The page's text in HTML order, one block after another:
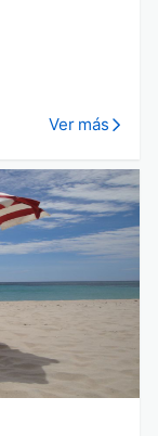
Ver más